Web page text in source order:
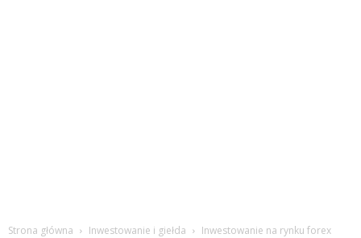
Strona główna Inwestowanie i giełda Inwestowanie na rynku forex